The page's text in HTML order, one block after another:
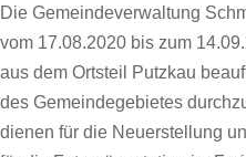
Die Gemeindeverwaltung
vom 17.08.2020 bis zum
aus dem Ortsteil Putzkau
des Gemeindegebietes
dienen für die Neuerstellung